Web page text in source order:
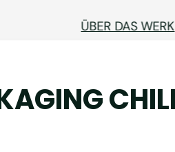
ÜBER DAS WERK